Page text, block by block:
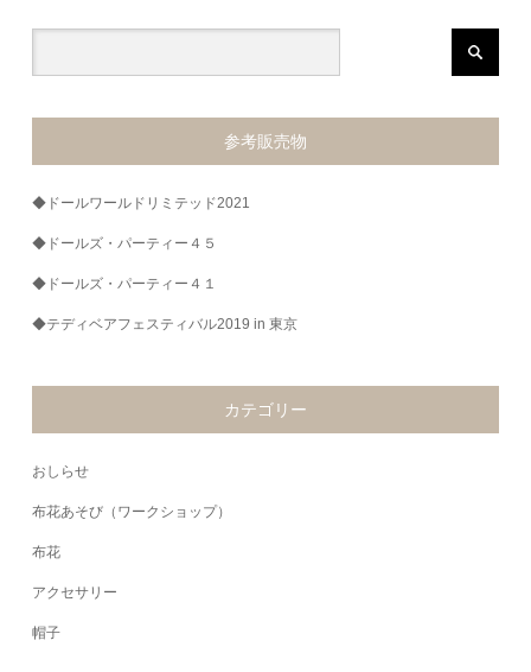
参考販売物
◆ドールワールドリミテッド2021
◆ドールズ・パーティー４５
◆ドールズ・パーティー４１
◆テディベアフェスティバル2019 in 東京
カテゴリー
おしらせ
布花あそび（ワークショップ）
布花
アクセサリー
帽子